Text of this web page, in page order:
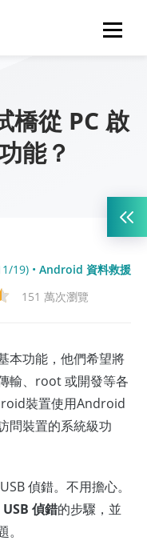
橋從 PC 啟
能？
19) • Android 資料救援
151 萬次瀏覽
本功能，他們希望將
輸、root 或開發等各
裝置使用Android
問裝置的系統級功
偵錯。不用擔心。
偵錯的步驟，並